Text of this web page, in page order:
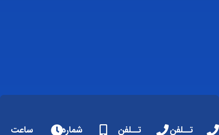
تــلفن
تــلفن
شماره
ساعت